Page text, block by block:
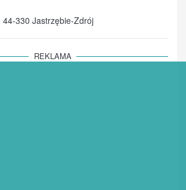
44-330 Jastrzębie-Zdrój
REKLAMA